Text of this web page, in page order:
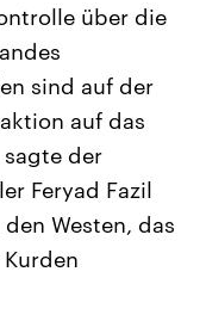
Beiträge,
Hintergründe
und
gehören die Vereinigten
mächtigsten Ländern
großem Einfluss auf
aktuelle Weltgeschehen.
über die
sind auf der
auf das
der
Feryad Fazil
Westen, das